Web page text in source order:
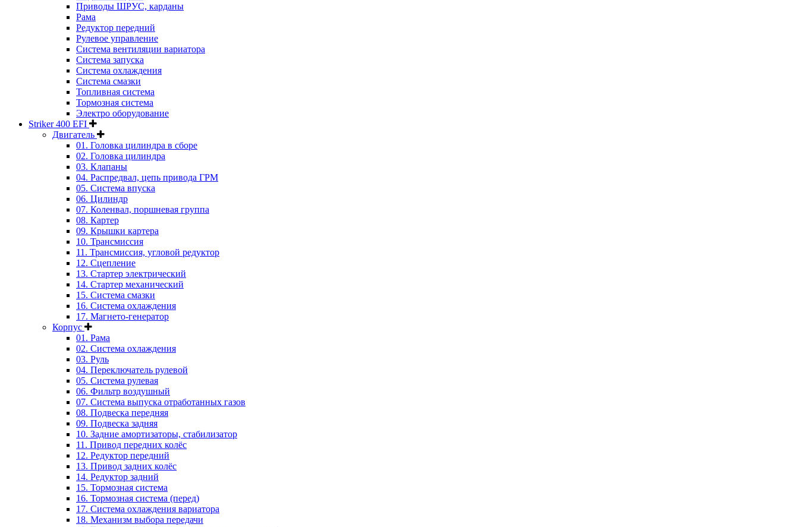
Приводы ШРУС, карданы
Рама
Редуктор передний
Рулевое управление
Система вентиляции вариатора
Система запуска
Система охлаждения
Система смазки
Топливная система
Тормозная система
Электро оборудование
Striker 400 EFI
Двигатель
01. Головка цилиндра в сборе
02. Головка цилиндра
03. Клапаны
04. Распредвал, цепь привода ГРМ
05. Система впуска
06. Цилиндр
07. Коленвал, поршневая группа
08. Картер
09. Крышки картера
10. Трансмиссия
11. Трансмиссия, угловой редуктор
12. Сцепление
13. Стартер электрический
14. Стартер механический
15. Система смазки
16. Система охлаждения
17. Магнето-генератор
Корпус
01. Рама
02. Система охлаждения
03. Руль
04. Переключатель рулевой
05. Система рулевая
06. Фильтр воздушный
07. Система выпуска отработанных газов
08. Подвеска передняя
09. Подвеска задняя
10. Задние амортизаторы, стабилизатор
11. Привод передних колёс
12. Редуктор передний
13. Привод задних колёс
14. Редуктор задний
15. Тормозная система
16. Тормозная система (перед)
17. Система охлаждения вариатора
18. Механизм выбора передачи